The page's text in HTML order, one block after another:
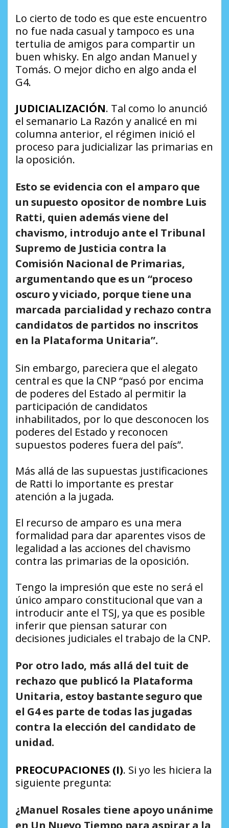
Lo cierto de todo es que este encuentro
no fue nada casual y tampoco es una
tertulia de amigos para compartir un
buen whisky. En algo andan Manuel y
Tomás. O mejor dicho en algo anda el
G4.
JUDICIALIZACIÓN. Tal como lo anunció
el semanario La Razón y analicé en mi
columna anterior, el régimen inició el
proceso para judicializar las primarias en
la oposición.
Esto se evidencia con el amparo que
un supuesto opositor de nombre Luis
Ratti, quien además viene del
chavismo, introdujo ante el Tribunal
Supremo de Justicia contra la
Comisión Nacional de Primarias,
argumentando que es un “proceso
oscuro y viciado, porque tiene una
marcada parcialidad y rechazo contra
candidatos de partidos no inscritos
en la Plataforma Unitaria”.
Sin embargo, pareciera que el alegato
central es que la CNP “pasó por encima
de poderes del Estado al permitir la
participación de candidatos
inhabilitados, por lo que desconocen los
poderes del Estado y reconocen
supuestos poderes fuera del país”.
Más allá de las supuestas justificaciones
de Ratti lo importante es prestar
atención a la jugada.
El recurso de amparo es una mera
formalidad para dar aparentes visos de
legalidad a las acciones del chavismo
contra las primarias de la oposición.
Tengo la impresión que este no será el
único amparo constitucional que van a
introducir ante el TSJ, ya que es posible
inferir que piensan saturar con
decisiones judiciales el trabajo de la CNP.
Por otro lado, más allá del tuit de
rechazo que publicó la Plataforma
Unitaria, estoy bastante seguro que
el G4 es parte de todas las jugadas
contra la elección del candidato de
unidad.
PREOCUPACIONES (I). Si yo les hiciera la
siguiente pregunta:
¿Manuel Rosales tiene apoyo unánime